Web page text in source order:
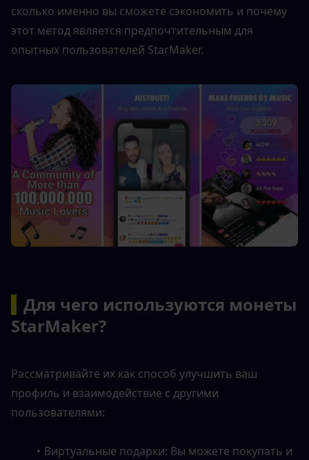
сколько именно вы сможете сэкономить и почему
этот метод является предпочтительным для
опытных пользователей StarMaker.
Для чего используются монеты
StarMaker?
Рассматривайте их как способ улучшить ваш
профиль и взаимодействие с другими
пользователями:
Виртуальные подарки: Вы можете покупать и